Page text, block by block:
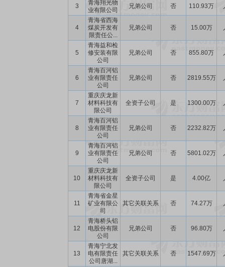
3
青海翔光物
业有限公司
兄弟公司 否 110.93万
4
青海省西海
煤炭开发有
限责任公...
兄弟公司 否 15.00万
5
青海益和检
修安装有限
公司
兄弟公司 否 855.80万
6
青海百河铝
业有限责任
公司
兄弟公司 否 2819.55万
7
重庆庆龙新
材料科技有
限公司
全资子公司 是 1300.00万
8
青海百河铝
业有限责任
公司
兄弟公司 否 2232.82万
9
青海百河铝
业有限责任
公司
兄弟公司 否 5801.02万
10
重庆庆龙新
材料科技有
限公司
全资子公司 是 4.00亿
11
青海省金星
矿业有限公
司
其它关联关系 否 74.27万
12
青海桥头铝
电股份有限
公司
兄弟公司 否 96.80万
13
青海宁北发
电有限责任
公司唐湖...
其它关联关系 否 1547.69万